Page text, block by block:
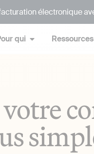
électronique
qui Ressources
votre